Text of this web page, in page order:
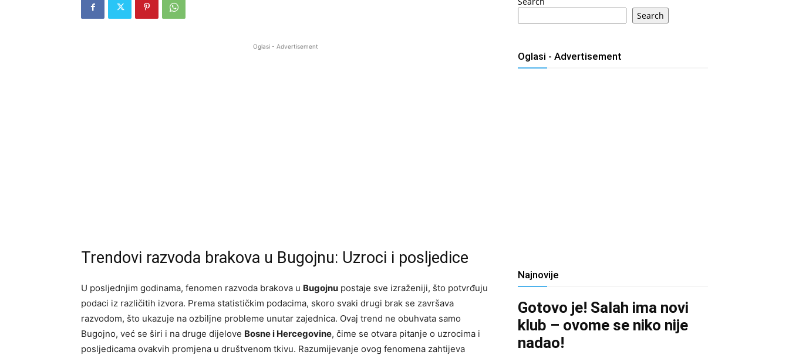
Oglasi - Advertisement
Trendovi razvoda brakova u Bugojnu: Uzroci i posljedice
U posljednjim godinama, fenomen razvoda brakova u Bugojnu postaje sve izraženiji, što potvrđuju
podaci iz različitih izvora. Prema statističkim podacima, skoro svaki drugi brak se završava
razvodom, što ukazuje na ozbiljne probleme unutar zajednica. Ovaj trend ne obuhvata samo
Bugojno, već se širi i na druge dijelove Bosne i Hercegovine, čime se otvara pitanje o uzrocima i
posljedicama ovakvih promjena u društvenom tkivu. Razumijevanje ovog fenomena zahtijeva
Search
Oglasi - Advertisement
Najnovije
Gotovo je! Salah ima novi
klub – ovome se niko nije
nadao!